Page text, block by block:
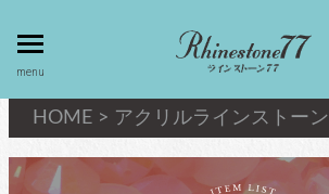
toggle
menu
menu
my page
マイページ
HOME > アクリルラインストーン